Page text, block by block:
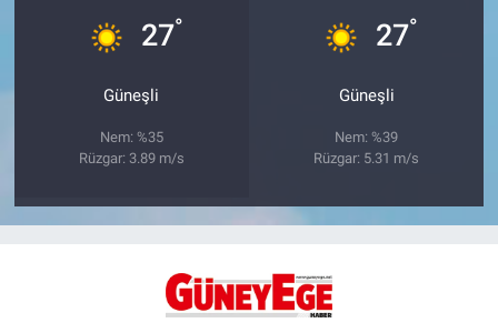
27°
Güneşli
Nem: %35
Rüzgar: 3.89 m/s
27°
Güneşli
Nem: %39
Rüzgar: 5.31 m/s